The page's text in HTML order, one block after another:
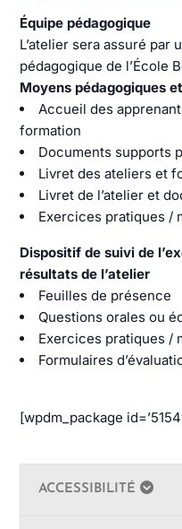
Équipe pédagogique
L’atelier sera assuré par
pédagogique de l’École
Moyens pédagogiques
Accueil des
formation
Documents supports
Livret des ateliers et
Livret de l’atelier et
Exercices pratiques /
Dispositif de suivi de
résultats de l’atelier
Feuilles de présence
Questions orales ou
Exercices pratiques /
Formulaires
[wpdm_package
ACCESSIBILITÉ